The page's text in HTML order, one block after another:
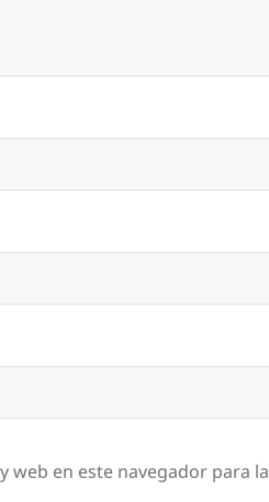
web en este navegador para la